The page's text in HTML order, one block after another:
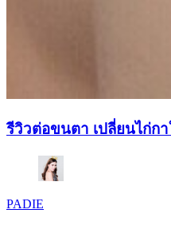
รีวิวต่อขนตา เปลี่ยนไก่ก
PADIE